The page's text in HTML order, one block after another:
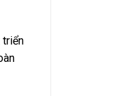
triển